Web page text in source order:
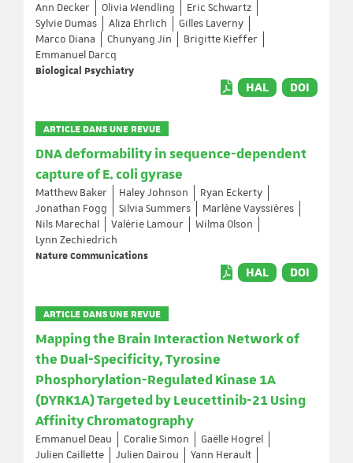
Ann Decker
Olivia Wendling
Eric Schwartz
Sylvie Dumas
Aliza Ehrlich
Gilles Laverny
Marco Diana
Chunyang Jin
Brigitte Kieffer
Emmanuel Darcq
Biological Psychiatry
HAL DOI
ARTICLE DANS UNE REVUE
DNA deformability in sequence-dependent
capture of E. coli gyrase
Matthew Baker Haley Johnson
Ryan Eckerty
Jonathan Fogg
Silvia Summers
Marlène Vayssières
Nils Marechal
Valérie Lamour
Wilma Olson
Lynn Zechiedrich
Nature Communications
HAL DOI
ARTICLE DANS UNE REVUE
Mapping the Brain Interaction Network of
the Dual-Specificity, Tyrosine
Phosphorylation-Regulated Kinase 1A
(DYRK1A) Targeted by Leucettinib-21 Using
Affinity Chromatography
Emmanuel Deau Coralie Simon
Gaëlle Hogrel
Julien Caillette
Julien Dairou
Yann Herault